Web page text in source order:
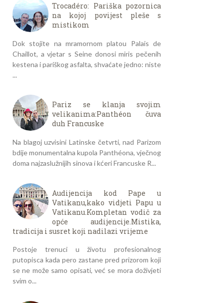
Trocadéro: Pariška pozornica
na kojoj povijest pleše s
mistikom
Dok stojite na mramornom platou Palais de
Chaillot, a vjetar s Seine donosi miris pečenih
kestena i pariškog asfalta, shvaćate jedno: niste
...
Pariz se klanja svojim
velikanima:Panthéon čuva
duh Francuske
Na blagoj uzvisini Latinske četvrti, nad Parizom
bdije monumentalna kupola Panthéona, vječnog
doma najzaslužnijih sinova i kćeri Francuske R...
Audijencija kod Pape u
Vatikanu,kako vidjeti Papu u
Vatikanu.Kompletan vodič za
opće audijencije.Mistika,
tradicija i susret koji nadilazi vrijeme
Postoje trenuci u životu profesionalnog
putopisca kada pero zastane pred prizorom koji
se ne može samo opisati, već se mora doživjeti
svim o...